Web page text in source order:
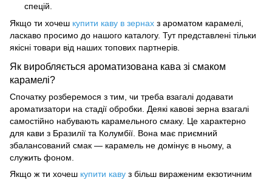
спецій.
Якщо ти хочеш купити каву в зернах з ароматом карамелі,
ласкаво просимо до нашого каталогу. Тут представлені тільки
якісні товари від наших топових партнерів.
Як виробляється ароматизована кава зі смаком
карамелі?
Спочатку розберемося з тим, чи треба взагалі додавати
ароматизатори на стадії обробки. Деякі кавові зерна взагалі
самостійно набувають карамельного смаку. Це характерно
для кави з Бразилії та Колумбії. Вона має приємний
збалансований смак — карамель не домінує в ньому, а
служить фоном.
Якщо ж ти хочеш купити каву з більш вираженим екзотичним